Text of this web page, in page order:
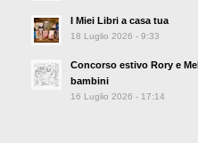
I Miei Libri a casa tua
18 Luglio 2026 - 9:33
Concorso estivo Rory e
bambini
16 Luglio 2026 - 17:14